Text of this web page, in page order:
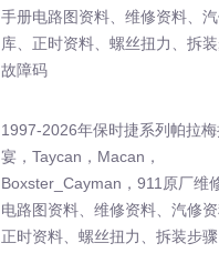
手册电路图资料、维修资料、
库、正时资料、螺丝扭力、拆装
故障码
1997-2026年保时捷系列帕拉
宴，Taycan，Macan，
Boxster_Cayman，911原厂维
电路图资料、维修资料、汽修资
正时资料、螺丝扭力、拆装步